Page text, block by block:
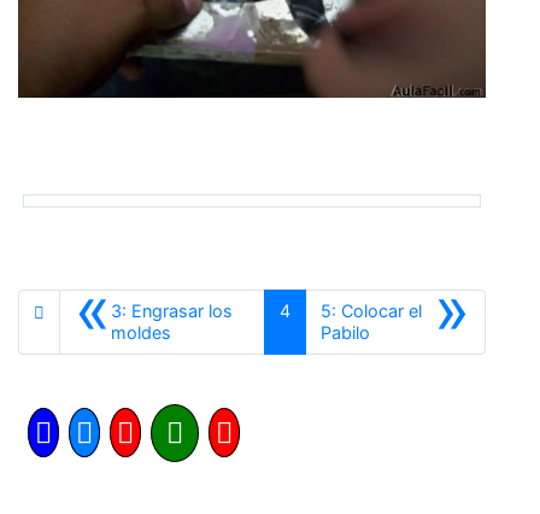
«3: Engrasar los
moldes
4 »
5: Colocar el
Pabilo Siguiente